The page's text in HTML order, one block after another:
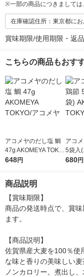
※一部の商品につきましては
在庫確認住所：東京都にお
賞味期限/使用期限・返
こちらの商品もおす
アコメヤのだし塩 鯛
47g AKOMEYA TOKY
O/アコメヤ
648円
アコ
5袋入
MEYA
680円
商品説明
【賞味期限】
商品の発送時点で、賞
ます。
【商品説明】
佐賀県産大麦を100％使
な味と香りの美味しい
ノンカロリー。煮出し